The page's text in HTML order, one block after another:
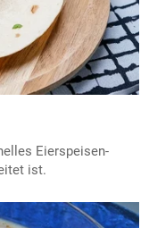
Eierspeisen-
ist.